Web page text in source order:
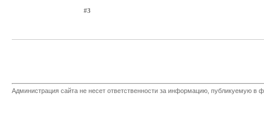
#3
Администрация сайта не несет ответственности за информацию, публикуемую